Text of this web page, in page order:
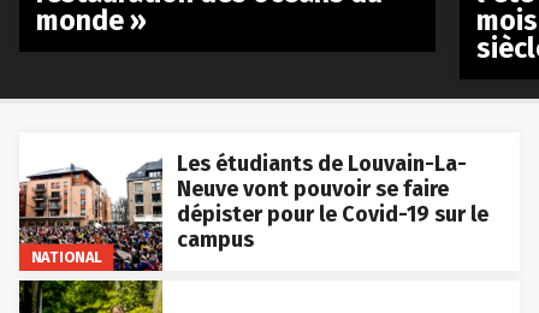
NATIONAL
Les étudiants de Louvain-La-
Neuve vont pouvoir se faire
dépister pour le Covid-19 sur le
campus
monde »